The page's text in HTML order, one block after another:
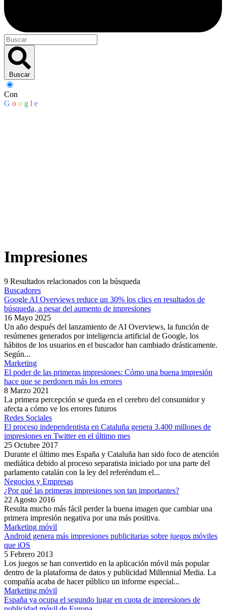
Buscar
Con
G o o g l e
Impresiones
9 Resultados relacionados con la búsqueda
Buscadores
Google AI Overviews reduce un 30% los clics en resultados de
búsqueda, a pesar del aumento de impresiones
16 Mayo 2025
Un año después del lanzamiento de AI Overviews, la función de
resúmenes generados por inteligencia artificial de Google, los
hábitos de los usuarios en el buscador han cambiado drásticamente.
Según...
Marketing
El poder de las primeras impresiones: Cómo una buena impresión
hace que se perdonen más los errores
8 Marzo 2021
La primera percepción se queda en el cerebro del consumidor y
afecta a cómo ve los errores futuros
Redes Sociales
El proceso independentista en Cataluña genera 3.400 millones de
impresiones en Twitter en el último mes
25 Octubre 2017
Durante el último mes España y Cataluña han sido foco de atención
mediática debido al proceso separatista iniciado por una parte del
parlamento catalán con la ley del referéndum el...
Negocios y Empresas
¿Por qué las primeras impresiones son tan importantes?
22 Agosto 2016
Resulta mucho más fácil perder la buena imagen que cambiar una
primera impresión negativa por una más positiva.
Marketing móvil
Android genera más impresiones publicitarias sobre juegos móviles
que iOS
5 Febrero 2013
Los juegos se han convertido en la aplicación móvil más popular
dentro de la plataforma de datos y publicidad Millennial Media. La
compañía acaba de hacer público un informe especial...
Marketing móvil
España ya ocupa el segundo lugar en cuota de impresiones de